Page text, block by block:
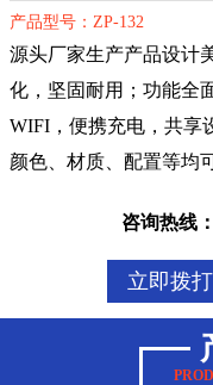
产品型号：ZP-132
源头厂家生产产品设计
化，坚固耐用；功能全
WIFI，便携充电，共享
颜色、材质、配置等均
咨询热线：
立即拨